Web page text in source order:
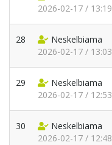
2026-02-17 / 13:19
28
Neskelbiama
2026-02-17 / 13:03
29
Neskelbiama
2026-02-17 / 12:53
30
Neskelbiama
2026-02-17 / 12:48